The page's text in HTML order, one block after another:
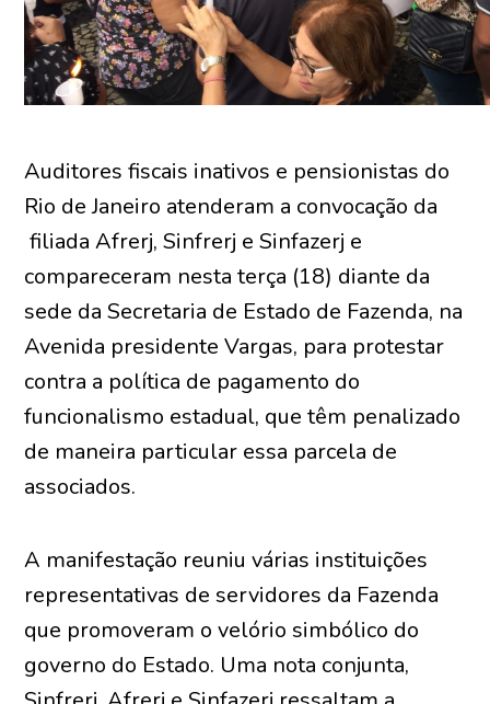
Auditores fiscais inativos e pensionistas do
Rio de Janeiro atenderam a convocação da
filiada Afrerj, Sinfrerj e Sinfazerj e
compareceram nesta terça (18) diante da
sede da Secretaria de Estado de Fazenda, na
Avenida presidente Vargas, para protestar
contra a política de pagamento do
funcionalismo estadual, que têm penalizado
de maneira particular essa parcela de
associados.
A manifestação reuniu várias instituições
representativas de servidores da Fazenda
que promoveram o velório simbólico do
governo do Estado. Uma nota conjunta,